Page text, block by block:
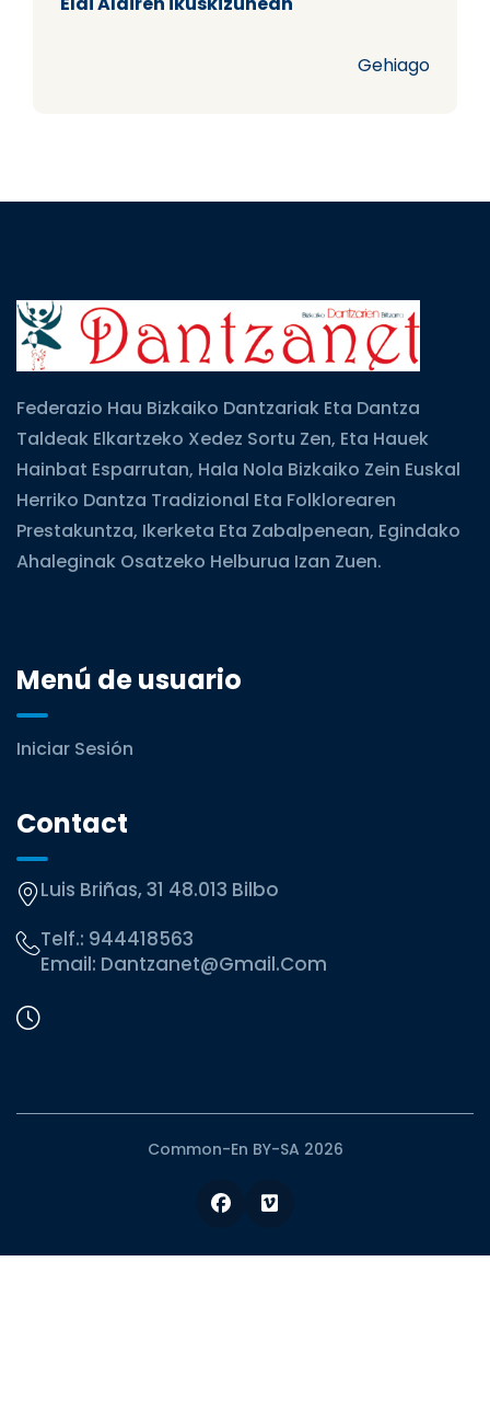
Gehiago
Federazio Hau Bizkaiko Dantzariak Eta Dantza
Taldeak Elkartzeko Xedez Sortu Zen, Eta Hauek
Hainbat Esparrutan, Hala Nola Bizkaiko Zein Euskal
Herriko Dantza Tradizional Eta Folklorearen
Prestakuntza, Ikerketa Eta Zabalpenean, Egindako
Ahaleginak Osatzeko Helburua Izan Zuen.
Menú de usuario
Iniciar Sesión
Contact
Luis Briñas, 31 48.013 Bilbo
Telf.: 944418563
Email: Dantzanet@gmail.com
Common-En BY-SA 2026
Facebook
Vimeo